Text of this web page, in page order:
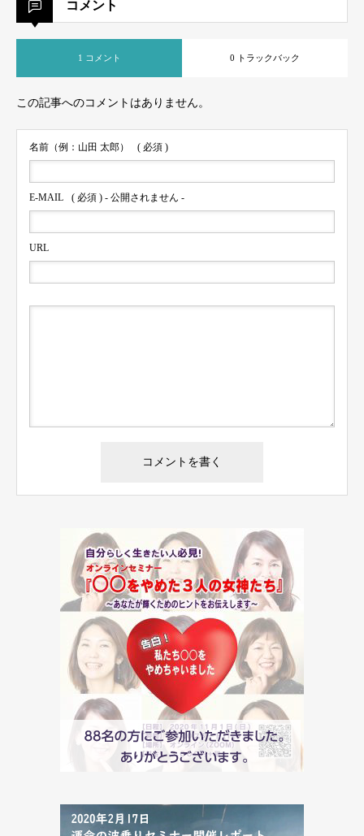
コメント
1 コメント 0 トラックバック
この記事へのコメントはありません。
名前（例：山田 太郎） ( 必須 )
E-MAIL ( 必須 ) - 公開されません -
URL